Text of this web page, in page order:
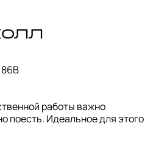
86В
работы важно
поесть. Идеальное для этого